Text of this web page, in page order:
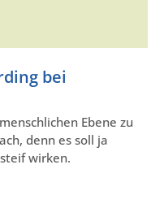
bei
Ebene zu
denn es soll ja
wirken.